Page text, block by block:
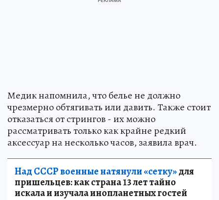
Медик напомнила, что белье не должно
чрезмерно обтягивать или давить. Также стоит
отказаться от стрингов - их можно
рассматривать только как крайне редкий
аксессуар на несколько часов, заявила врач.
Над СССР военные натянули «сетку»для
пришельцев: как страна 13 лет тайно
искала и изучала инопланетных гостей